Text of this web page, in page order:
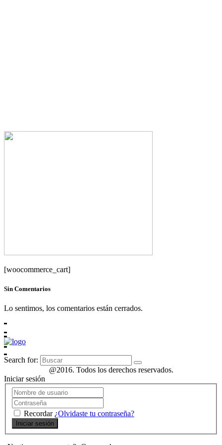
[woocommerce_cart]
Sin Comentarios
Lo sentimos, los comentarios están cerrados.
Search for:
@2016. Todos los derechos reservados.
Iniciar sesión
Recordar ¿Olvidaste tu contraseña?
Iniciar sesión